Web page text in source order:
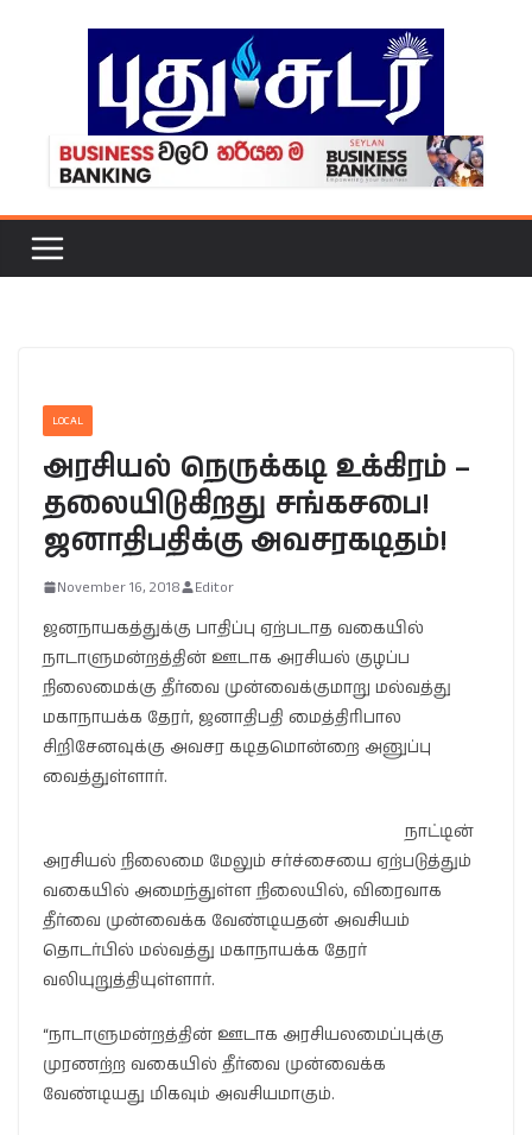
LOCAL
அரசியல் நெருக்கடி உக்கிரம் –
தலையிடுகிறது சங்கசபை!
ஜனாதிபதிக்கு அவசரகடிதம்!
November 16, 2018 Editor
ஜனநாயகத்துக்கு பாதிப்பு ஏற்படாத வகையில்
நாடாளுமன்றத்தின் ஊடாக அரசியல் குழப்ப
நிலைமைக்கு தீர்வை முன்வைக்குமாறு மல்வத்து
மகாநாயக்க தேரர், ஜனாதிபதி மைத்திரிபால
சிறிசேனவுக்கு அவசர கடிதமொன்றை அனுப்பு
வைத்துள்ளார்.
நாட்டின்
அரசியல் நிலைமை மேலும் சர்ச்சையை ஏற்படுத்தும்
வகையில் அமைந்துள்ள நிலையில், விரைவாக
தீர்வை முன்வைக்க வேண்டியதன் அவசியம்
தொடர்பில் மல்வத்து மகாநாயக்க தேரர்
வலியுறுத்தியுள்ளார்.
“நாடாளுமன்றத்தின் ஊடாக அரசியலமைப்புக்கு
முரணற்ற வகையில் தீர்வை முன்வைக்க
வேண்டியது மிகவும் அவசியமாகும்.